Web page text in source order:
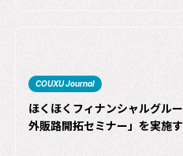
COUXU Journal
ほくほくフィナンシャルグル
外販路開拓セミナー」を実施